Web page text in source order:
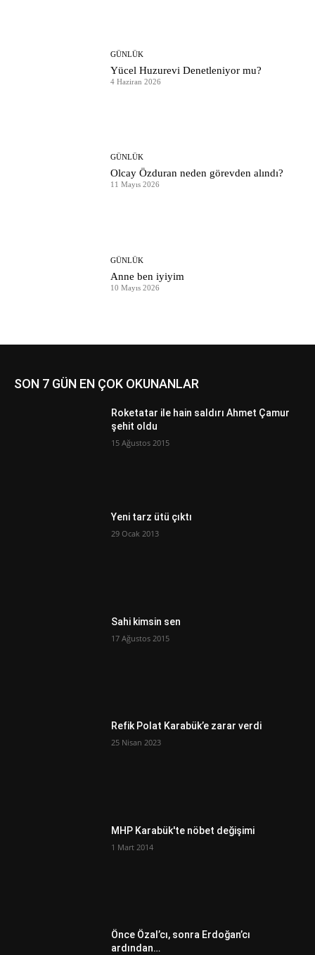
GÜNLÜK
Yücel Huzurevi Denetleniyor mu?
4 Haziran 2026
GÜNLÜK
Olcay Özduran neden görevden alındı?
11 Mayıs 2026
GÜNLÜK
Anne ben iyiyim
10 Mayıs 2026
SON 7 GÜN EN ÇOK OKUNANLAR
Roketatar ile hain saldırı Ahmet Çamur
şehit oldu
15 Ağustos 2015
Yeni tarz ütü çıktı
29 Ocak 2013
Sahi kimsin sen
17 Ağustos 2015
Refik Polat Karabük’e zarar verdi
25 Nisan 2023
MHP Karabük'te nöbet değişimi
1 Mart 2014
Önce Özal’cı, sonra Erdoğan’cı
ardından…